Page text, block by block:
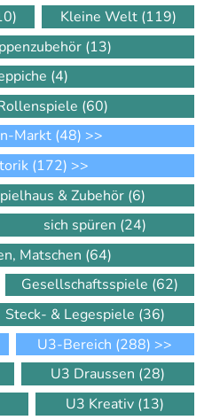
Kleine Welt (119)
(13)
(4)
(60)
Markt (48) >>
(172) >>
& Zubehör (6)
sich spüren (24)
Matschen (64)
Gesellschaftsspiele (62)
Steck- & Legespiele (36)
U3-Bereich (288) >>
U3 Draussen (28)
U3 Kreativ (13)